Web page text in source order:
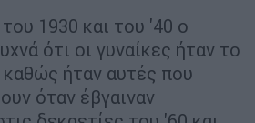
1930 και του '40 ο
ότι οι γυναίκες ήταν το
καθώς ήταν αυτές που
όταν έβγαιναν